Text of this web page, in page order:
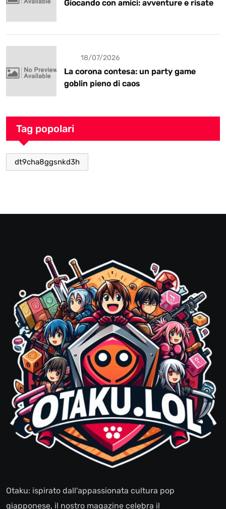
Giocando con amici: avventure e risate
18/07/2026
La corona contesa: un party game
goblin pieno di caos
Tag popolari
dt9cha8ggsnkd3h
Otaku: ispirato dall'appassionata cultura pop
giapponese, il nostro magazine celebra il